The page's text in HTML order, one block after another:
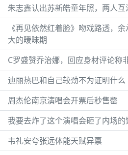
朱志鑫认出苏新皓童年照，两人
《再见依然红着脸》吻戏路透，
大的暧昧期
C罗盛赞乔治娜，回应身材评论称
迪丽热巴和自己较劲不为证明什么
周杰伦南京演唱会开票后秒售罄
我要去炸了这个演唱会砸了内场的
韦礼安夸张远体能天赋异禀